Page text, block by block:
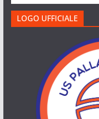
LOGO UFFICIALE